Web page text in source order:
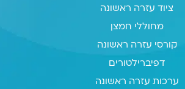
ציוד עזרה ראשונה
מחוללי חמצן
קורסי עזרה ראשונה
דפיברילטורים
ערכות עזרה ראשונה